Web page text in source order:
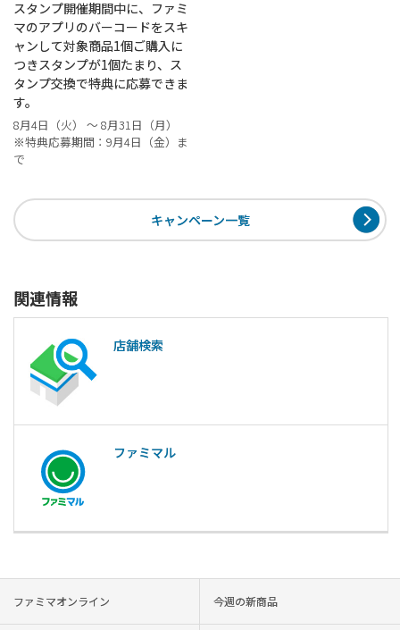
スタンプ開催期間中に、ファミ
マのアプリのバーコードをスキ
ャンして対象商品1個ご購入に
つきスタンプが1個たまり、ス
タンプ交換で特典に応募できま
す。
8月4日（火） ～ 8月31日（月）
※特典応募期間：9月4日（金）ま
で
キャンペーン一覧
関連情報
店舗検索
ファミマル
ファミマオンライン 今週の新商品